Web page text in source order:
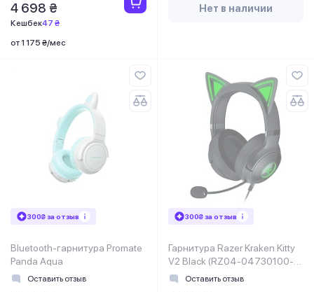
4 698 ₴
Кешбек47 ₴
от 1 175 ₴/мес
Нет в наличии
300₴ за отзыв
Bluetooth-гарнитура Promate
Panda Aqua
Оставить отзыв
300₴ за отзыв
Гарнитура Razer Kraken Kitty
V2 Black (RZ04-04730100-
R3M1)Оставить отзыв